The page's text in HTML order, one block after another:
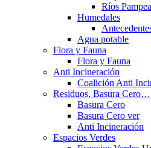
Ríos
Humedales
Agua potable
Flora y Fauna
Flora y Fauna
Anti Incineración
Coalición Anti
Residuos, Basura Cero…
Basura Cero
Basura Cero ver
Anti Incineración
Espacios Verdes